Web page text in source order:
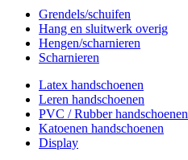
Grendels/schuifen
Hang en sluitwerk overig
Hengen/scharnieren
Scharnieren
Latex handschoenen
Leren handschoenen
PVC / Rubber handschoenen
Katoenen handschoenen
Display